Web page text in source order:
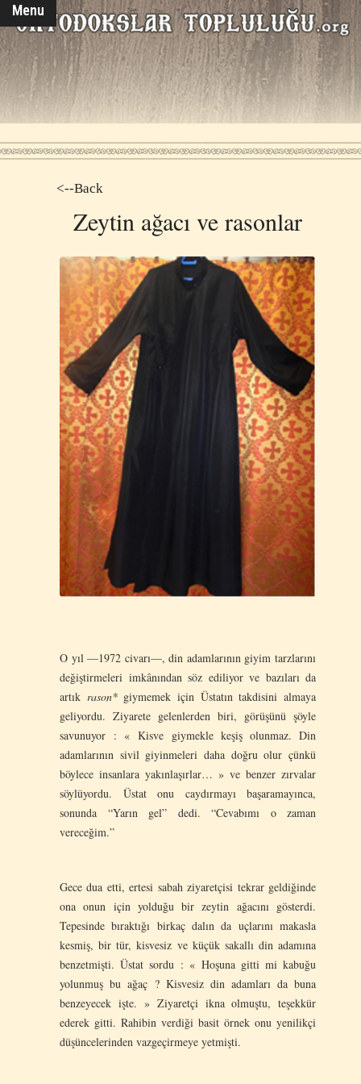
Menu
<--Back
Zeytin ağacı ve rasonlar
O yıl —1972 civarı—, din adamlarının giyim tarzlarını
değiştirmeleri imkânından söz ediliyor ve bazıları da
artık rason*giymemek için Üstatın takdisini almaya
geliyordu. Ziyarete gelenlerden biri, görüşünü şöyle
savunuyor : « Kisve giymekle keşiş olunmaz. Din
adamlarının sivil giyinmeleri daha doğru olur çünkü
böylece insanlara yakınlaşırlar… » ve benzer zırvalar
söylüyordu. Üstat onu caydırmayı başaramayınca,
sonunda “Yarın gel” dedi. “Cevabımı o zaman
vereceğim.”
Gece dua etti, ertesi sabah ziyaretçisi tekrar geldiğinde
ona onun için yolduğu bir zeytin ağacını gösterdi.
Tepesinde bıraktığı birkaç dalın da uçlarını makasla
kesmiş, bir tür, kisvesiz ve küçük sakallı din adamına
benzetmişti. Üstat sordu : « Hoşuna gitti mi kabuğu
yolunmuş bu ağaç ? Kisvesiz din adamları da buna
benzeyecek işte. » Ziyaretçi ikna olmuştu, teşekkür
ederek gitti. Rahibin verdiği basit örnek onu yenilikçi
düşüncelerinden vazgeçirmeye yetmişti.